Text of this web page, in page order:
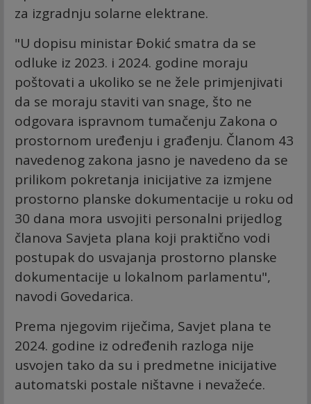
za izgradnju solarne elektrane.
"U dopisu ministar Đokić smatra da se
odluke iz 2023. i 2024. godine moraju
poštovati a ukoliko se ne žele primjenjivati
da se moraju staviti van snage, što ne
odgovara ispravnom tumačenju Zakona o
prostornom uređenju i građenju. Članom 43
navedenog zakona jasno je navedeno da se
prilikom pokretanja inicijative za izmjene
prostorno planske dokumentacije u roku od
30 dana mora usvojiti personalni prijedlog
članova Savjeta plana koji praktično vodi
postupak do usvajanja prostorno planske
dokumentacije u lokalnom parlamentu",
navodi Govedarica.
Prema njegovim riječima, Savjet plana te
2024. godine iz određenih razloga nije
usvojen tako da su i predmetne inicijative
automatski postale ništavne i nevažeće.